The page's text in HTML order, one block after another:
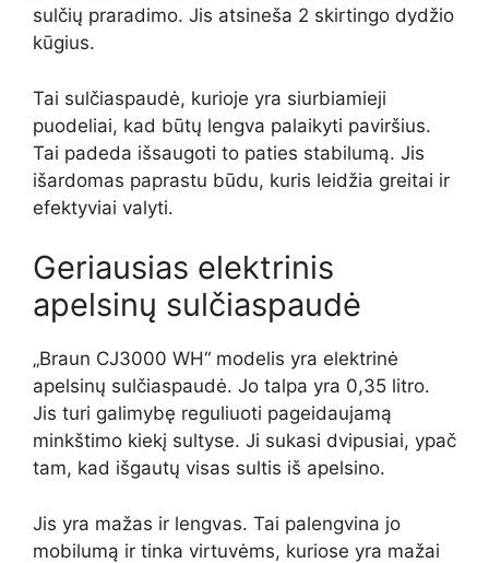
sulčių praradimo. Jis atsineša 2 skirtingo dydžio
kūgius.
Tai sulčiaspaudė, kurioje yra siurbiamieji
puodeliai, kad būtų lengva palaikyti paviršius.
Tai padeda išsaugoti to paties stabilumą. Jis
išardomas paprastu būdu, kuris leidžia greitai ir
efektyviai valyti.
Geriausias elektrinis
apelsinų sulčiaspaudė
„Braun CJ3000 WH“ modelis yra elektrinė
apelsinų sulčiaspaudė. Jo talpa yra 0,35 litro.
Jis turi galimybę reguliuoti pageidaujamą
minkštimo kiekį sultyse. Ji sukasi dvipusiai, ypač
tam, kad išgautų visas sultis iš apelsino.
Jis yra mažas ir lengvas. Tai palengvina jo
mobilumą ir tinka virtuvėms, kuriose yra mažai